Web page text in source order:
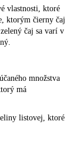
vlastnosti, ktoré
ktorým čierny čaj
čaj sa varí v
množstva
má
listovej, ktoré